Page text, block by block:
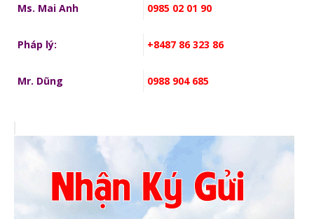
Ms. Mai Anh 0985 02 01 90
Pháp lý: +8487 86 323 86
Mr. Dũng 0988 904 685